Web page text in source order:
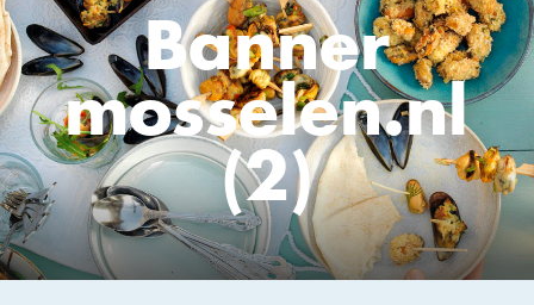
Banner
mosselen.nl
(2)